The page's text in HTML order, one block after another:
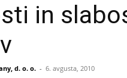
in
d. o. o. - 6. avgusta, 2010